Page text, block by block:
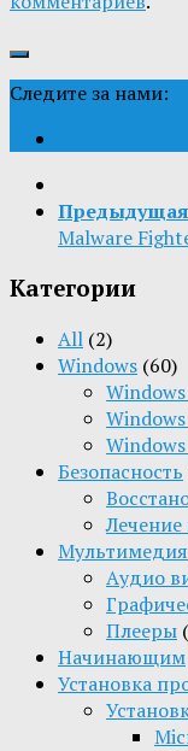
Следите за нами:
Malware
Категории
All (2)
Windows (60)
Безопасность
Лечение
Мультимедия
Aудио
Плееры
Начинающим
Установка